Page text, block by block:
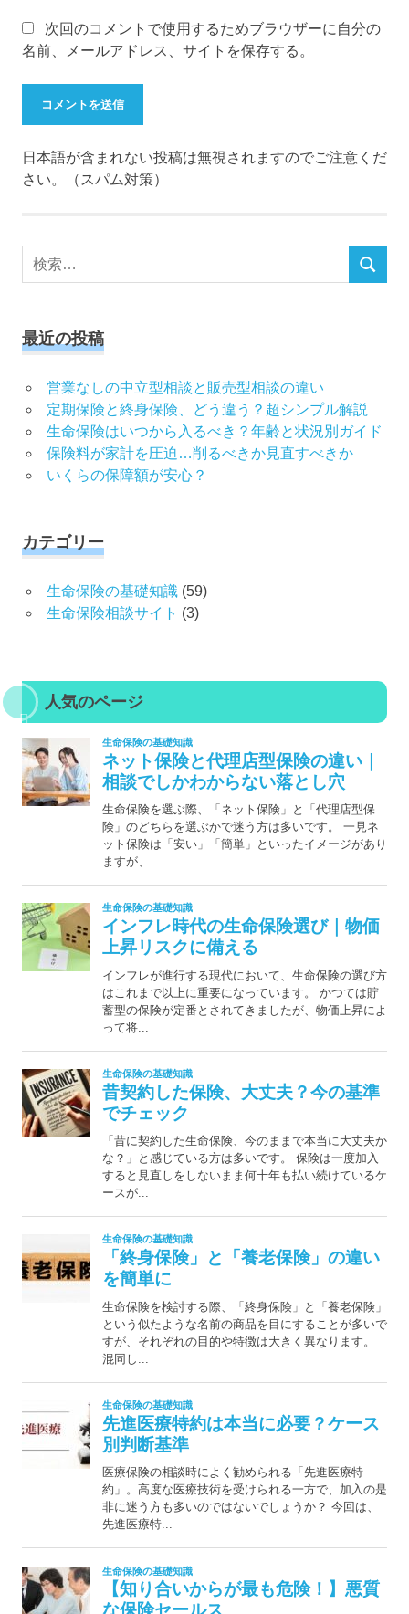
次回のコメントで使用するためブラウザーに自分の
名前、メールアドレス、サイトを保存する。
日本語が含まれない投稿は無視されますのでご注意くだ
さい。（スパム対策）
検
検
最近の投稿
営業なしの中立型相談と販売型相談の違い
定期保険と終身保険、どう違う？超シンプル解説
生命保険はいつから入るべき？年齢と状況別ガイド
保険料が家計を圧迫…削るべきか見直すべきか
いくらの保障額が安心？
カテゴリー
生命保険の基礎知識(59)
生命保険相談サイト (3)
人気のページ